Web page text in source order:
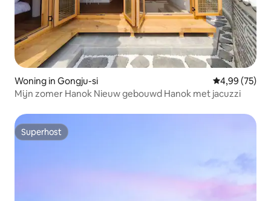
Woning in Gongju-si Gemiddelde
4,99 (75)
Mijn zomer Hanok Nieuw gebouwd Hanok met jacuzzi
Superhost
Superhost